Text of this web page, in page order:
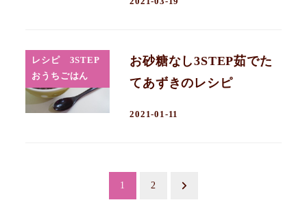
レシピ 3STEP
おうちごはん
お砂糖なし3STEP茹でた
てあずきのレシピ
2021-01-11
1 2